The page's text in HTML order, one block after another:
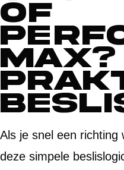
of
Max?
Als je snel een richting
deze simpele